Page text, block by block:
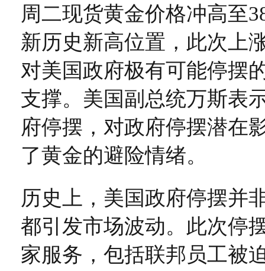
周二现货黄金价格冲高至
新历史新高位置，此次上
对美国政府极有可能停摆
支撑。美国副总统万斯表
府停摆，对政府停摆潜在
了黄金的避险情绪。
历史上，美国政府停摆并
都引发市场波动。此次停
家服务，包括联邦员工被